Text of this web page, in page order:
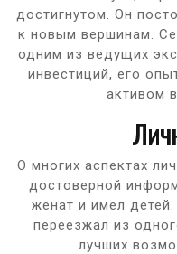
достигнутом. Он
к новым вершинам.
одним из ведущих
инвестиций, его
активом
О многих аспектах
достоверной
женат и имел
переезжал из
лучших